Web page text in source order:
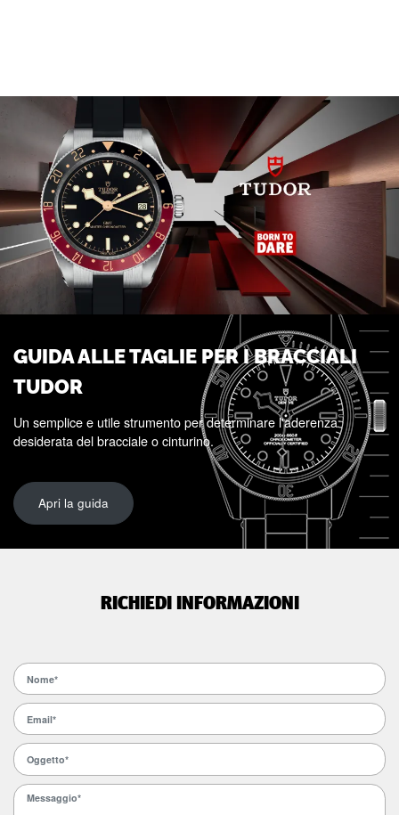
GUIDA ALLE TAGLIE PER I BRACCIALI
TUDOR
Un semplice e utile strumento per determinare l'aderenza
desiderata del bracciale o cinturino.
Apri la guida
RICHIEDI INFORMAZIONI